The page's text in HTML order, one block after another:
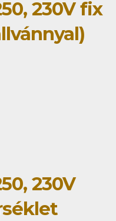
230V fix
230V